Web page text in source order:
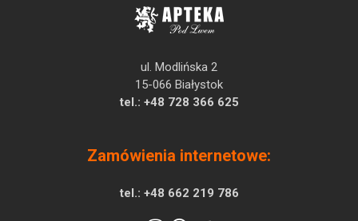
ul. Modlińska 2
15-066 Białystok
tel.: +48 728 366 625
Zamówienia internetowe:
tel.: +48 662 219 786